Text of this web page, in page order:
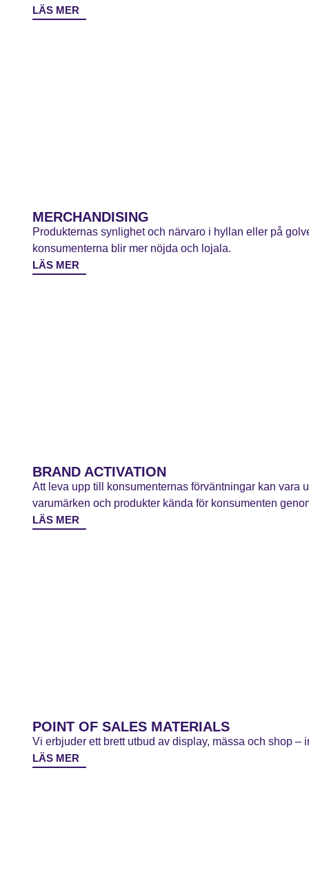
LÄS MER
MERCHANDISING
Produkternas synlighet och närvaro i hyllan eller på
konsumenterna blir mer nöjda och lojala.
LÄS MER
BRAND ACTIVATION
Att leva upp till konsumenternas förväntningar kan vara
varumärken och produkter kända för konsumenten
LÄS MER
POINT OF SALES MATERIALS
Vi erbjuder ett brett utbud av display, mässa och shop –
LÄS MER